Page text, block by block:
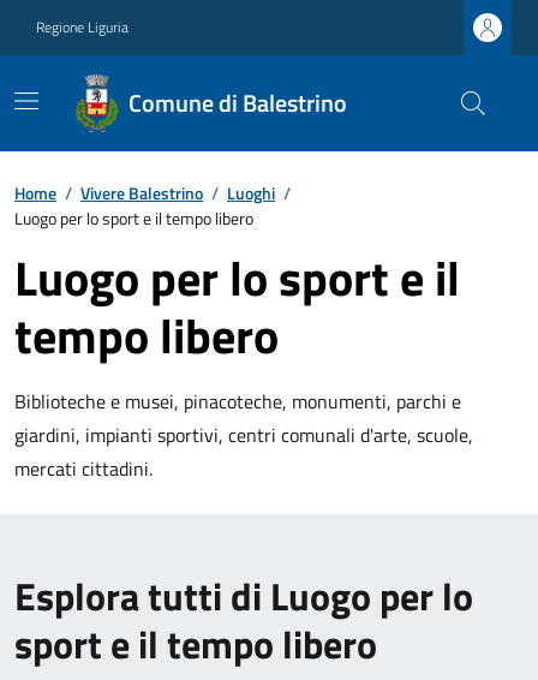
Regione Liguria
Comune di Balestrino
Home / Vivere Balestrino / Luoghi /
Luogo per lo sport e il tempo libero
Luogo per lo sport e il
tempo libero
Biblioteche e musei, pinacoteche, monumenti, parchi e
giardini, impianti sportivi, centri comunali d'arte, scuole,
mercati cittadini.
Esplora tutti di Luogo per lo
sport e il tempo libero